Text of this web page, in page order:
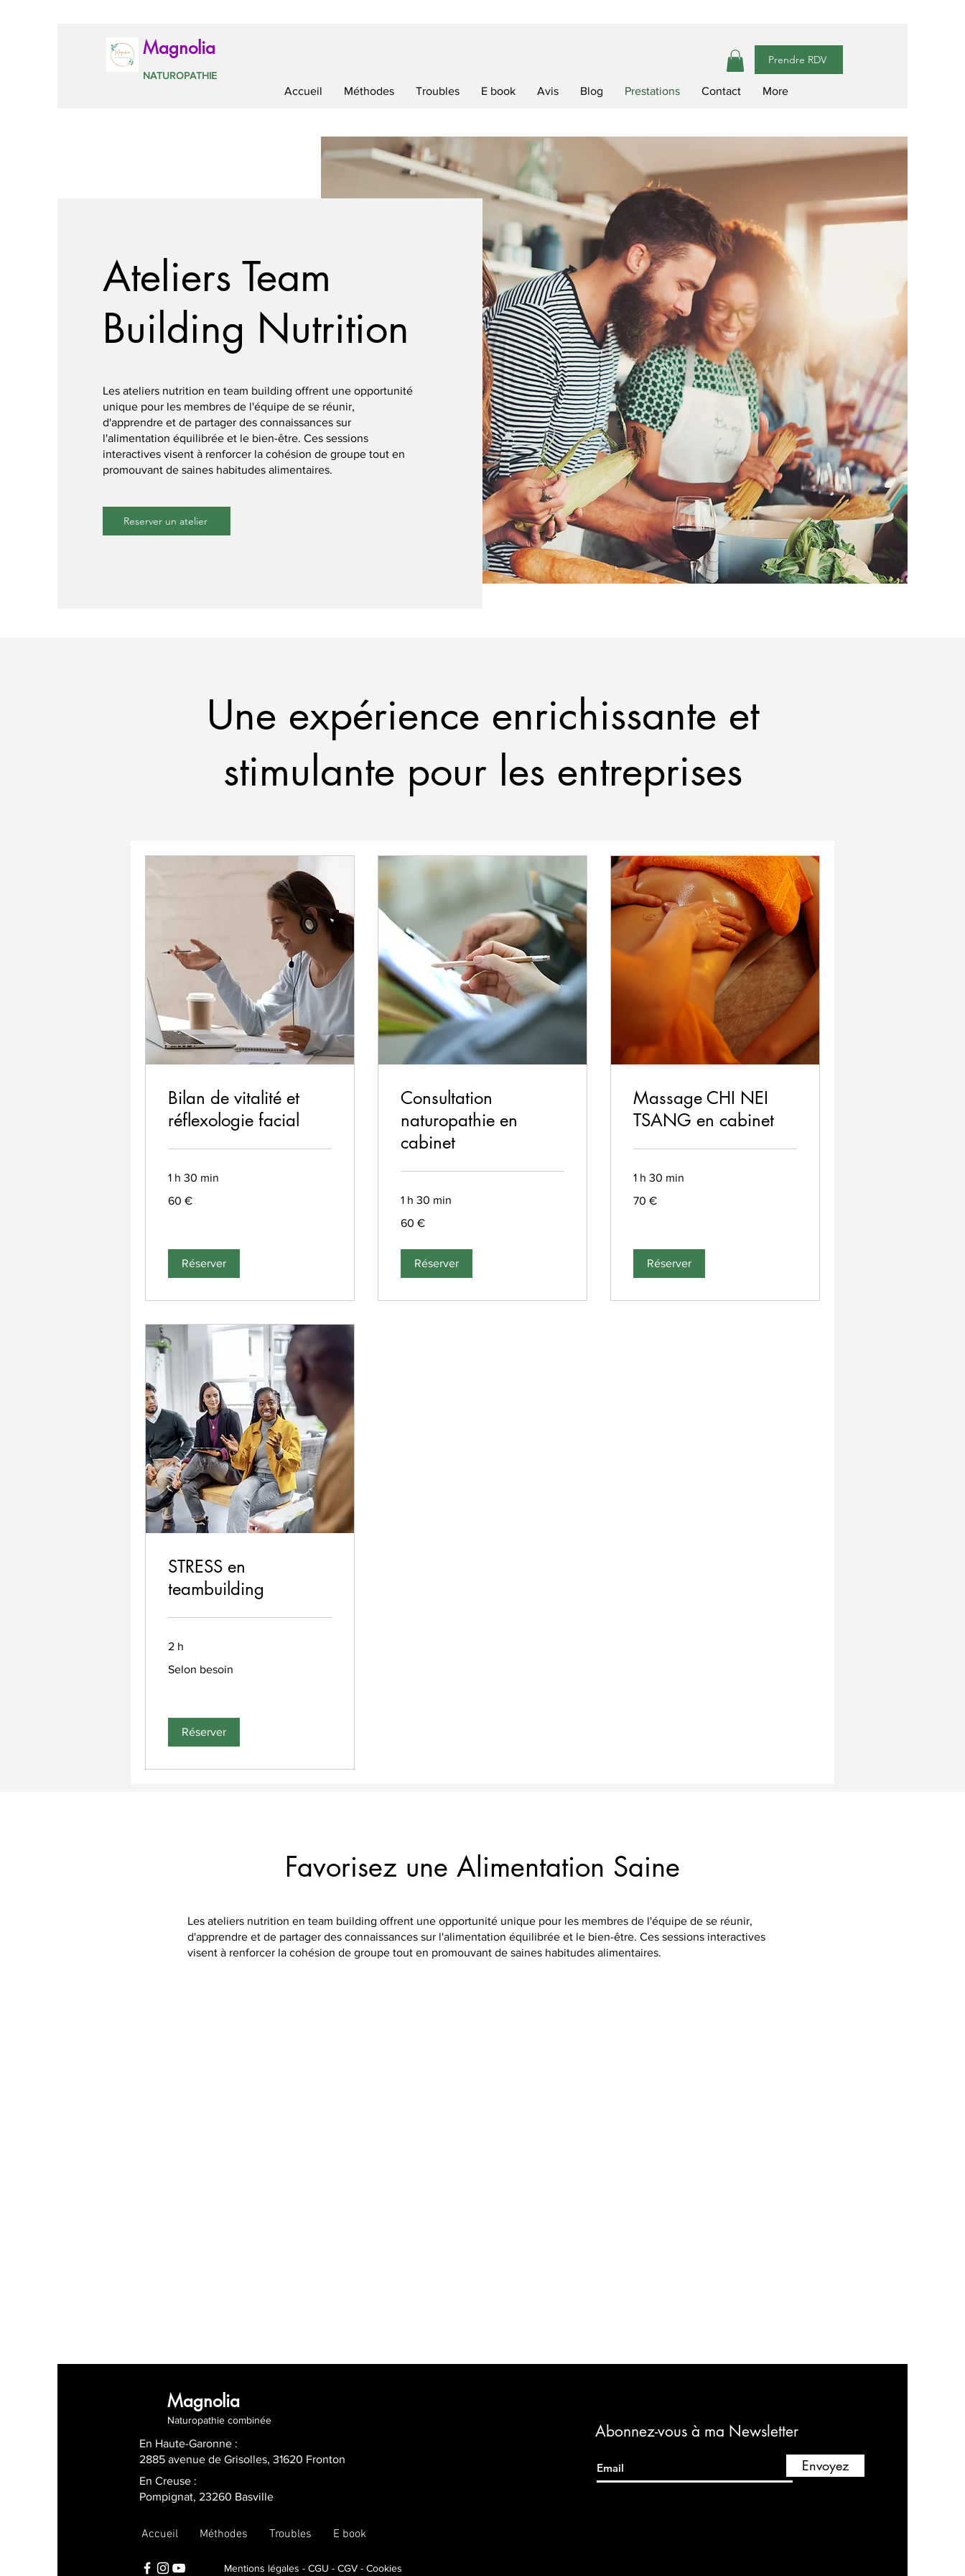
Magnolia
NATUROPATHIE
Prendre RDV
Accueil Méthodes Troubles E book Avis Blog Prestations Contact More
Ateliers Team
Building Nutrition
Les ateliers nutrition en team building offrent une opportunité
unique pour les membres de l'équipe de se réunir,
d'apprendre et de partager des connaissances sur
l'alimentation équilibrée et le bien-être. Ces sessions
interactives visent à renforcer la cohésion de groupe tout en
promouvant de saines habitudes alimentaires.
Reserver un atelier
Une expérience enrichissante et
stimulante pour les entreprises
Bilan de vitalité et
réflexologie facial
1 h 30 min
euros
60 €
Réserver
Consultation
naturopathie en
cabinet
1 h 30 min
euros
60 €
Réserver
Massage CHI NEI
TSANG en cabinet
1 h 30 min
euros
70 €
Réserver
STRESS en
teambuilding
2 h
besoin
Selon besoin
Réserver
Favorisez une Alimentation Saine
Les ateliers nutrition en team building offrent une opportunité unique pour les membres de l'équipe de se réunir,
d'apprendre et de partager des connaissances sur l'alimentation équilibrée et le bien-être. Ces sessions interactives
visent à renforcer la cohésion de groupe tout en promouvant de saines habitudes alimentaires.
Magnolia
Naturopathie combinée
En Haute-Garonne :
2885 avenue de Grisolles, 31620 Fronton
En Creuse :
Pompignat, 23260 Basville
Accueil Méthodes Troubles E book
Mentions légales - CGU - CGV - Cookies
Abonnez-vous à ma Newsletter
Envoyez